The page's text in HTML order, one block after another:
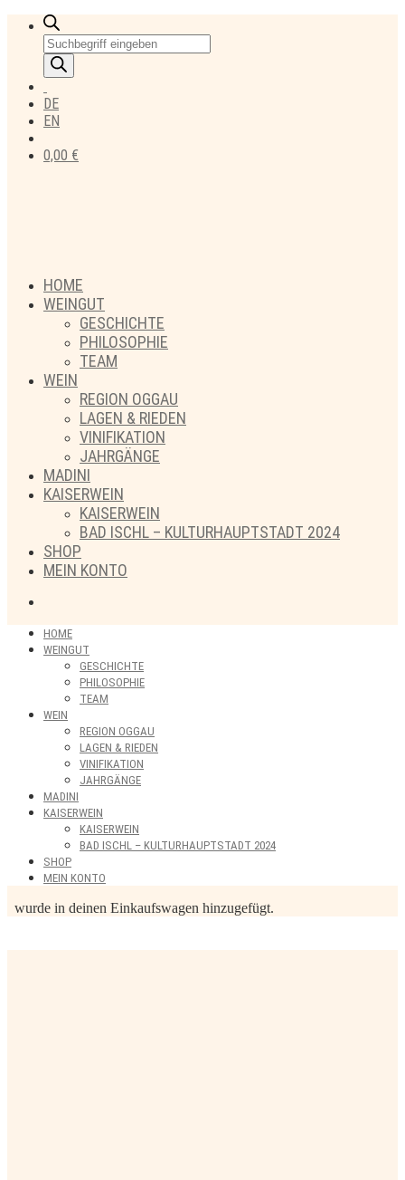
Products
search
DE
EN
0,00 €
HOME
WEINGUT
GESCHICHTE
PHILOSOPHIE
TEAM
WEIN
REGION OGGAU
LAGEN & RIEDEN
VINIFIKATION
JAHRGÄNGE
MADINI
KAISERWEIN
KAISERWEIN
BAD ISCHL – KULTURHAUPTSTADT 2024
SHOP
MEIN KONTO
HOME
WEINGUT
GESCHICHTE
PHILOSOPHIE
TEAM
WEIN
REGION OGGAU
LAGEN & RIEDEN
VINIFIKATION
JAHRGÄNGE
MADINI
KAISERWEIN
KAISERWEIN
BAD ISCHL – KULTURHAUPTSTADT 2024
SHOP
MEIN KONTO
wurde in deinen Einkaufswagen hinzugefügt.